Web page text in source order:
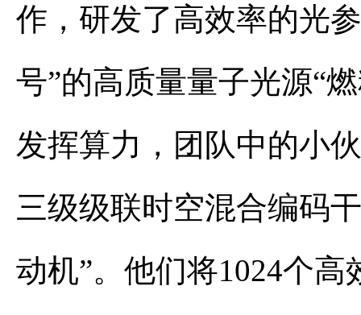
作，研发了高效率的光
号”的高质量量子光源“
发挥算力，团队中的小
三级级联时空混合编码
动机”。他们将1024个